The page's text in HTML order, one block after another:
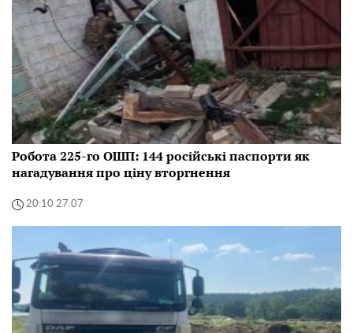
Робота 225-го ОШП: 144 російські паспорти як
нагадування про ціну вторгнення
20:10 27.07